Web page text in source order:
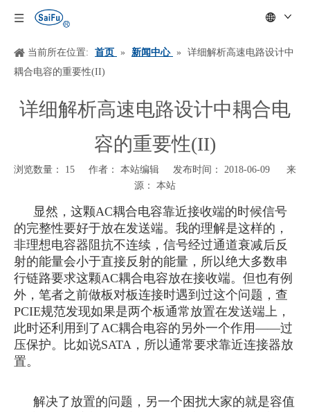
当前所在位置: 首页 » 新闻中心 »
详细解析高速电路设计中
耦合电容的重要性(II)
详细解析高速电路设计中耦合电
容的重要性(II)
浏览数量： 15 作者： 本站编辑 发布时间： 2018-06-09 来
源： 本站
["wechat","weibo","qzone","douban","email"]
显然，这颗AC耦合电容靠近接收端的时候信号
的完整性要好于放在发送端。我的理解是这样的，
非理想电容器阻抗不连续，信号经过通道衰减后反
射的能量会小于直接反射的能量，所以绝大多数串
行链路要求这颗AC耦合电容放在接收端。但也有例
外，笔者之前做板对板连接时遇到过这个问题，查
PCIE规范发现如果是两个板通常放置在发送端上，
此时还利用到了AC耦合电容的另外一个作用——过
压保护。比如说SATA，所以通常要求靠近连接器放
置。
解决了放置的问题，另一个困扰大家的就是容值